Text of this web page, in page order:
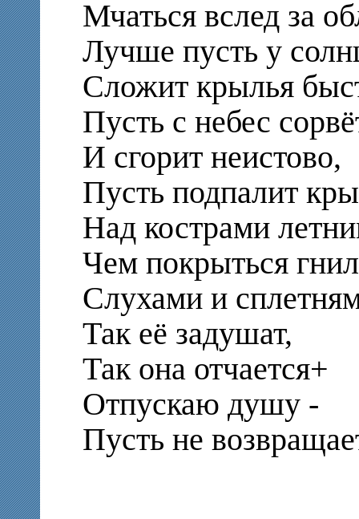
Мчаться вслед за
Лучше пусть у
Сложит крылья
Пусть с небес
И сгорит неистово,
Пусть подпалит
Над кострами
Чем покрыться
Слухами и
Так её задушат,
Так она отчается+
Отпускаю душу -
Пусть не